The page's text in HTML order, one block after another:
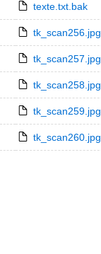
texte.txt.bak
tk_scan256.jpg
tk_scan257.jpg
tk_scan258.jpg
tk_scan259.jpg
tk_scan260.jpg